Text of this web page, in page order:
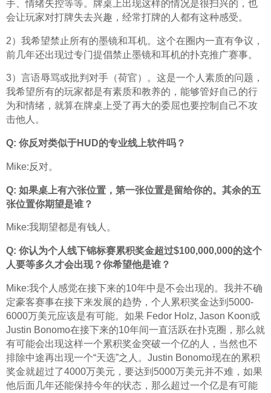
手、情绪失控等等。牌桌上出现这样的情况是很扫兴的，也
会让玩家对打牌失去兴趣，经常打牌的人都有这种感受。
2）我希望禁止所有的墨镜和耳机。这个在圈内一直有争议，
前几年还出现过专门提倡禁止墨镜和耳机的扑克推广赛事。
3）言语辱骂或批判对手（荷官）。这是一个人素质的问题，
我希望所有的玩家都是有素质和教养的，能够管好自己的行
为和情绪，就算在牌桌上受了再大的委屈也要控制自己不攻
击他人。
Q: 你反对类似于HUD的专业线上软件吗？
Mike:反对。
Q: 如果桌上有六张位置，第一张位置是留给你的。其余的五
张位置你期望是谁？
Mike:我期望都是有钱人。
Q: 你认为个人线下锦标赛累积奖金超过$100,000,000的这个
人要等多久才会出现？你希望他是谁？
Mike:我个人感觉在接下来的10年中是不会出现的。我并不确
定豪客赛事在接下来发展的趋势，个人累积奖金达到5000-
6000万美元应该是有可能。如果 Fedor Holz, Jason Koon或
Justin Bonomo在接下来的10年间一直活跃在扑克圈，那么就
有可能会出现这样一个累积奖金突破一个亿的人，当然也不
排除中途再出现一个“天选”之人。Justin Bonomo现在的累积
奖金就超过了4000万美元，要达到5000万美元并不难，如果
他后面几年还能保持今年的状态，那么超过一个亿是有可能